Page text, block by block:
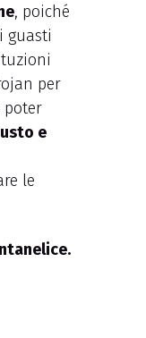
, poiché
guasti
per
poter
e
le